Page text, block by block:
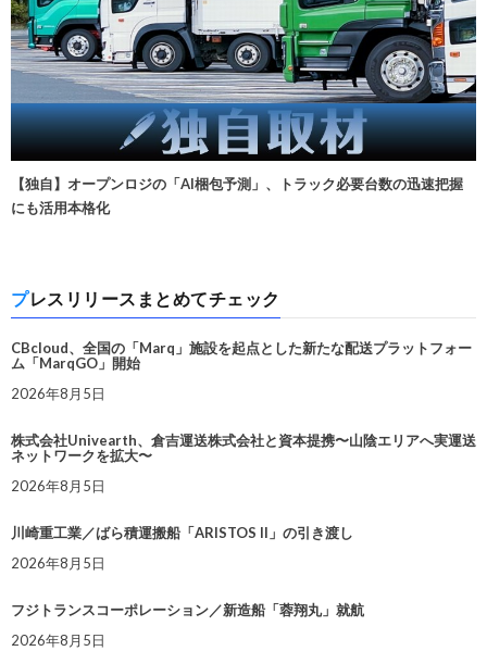
【独自】オープンロジの「AI梱包予測」、トラック必要台数の迅速把握
にも活用本格化
プレスリリースまとめてチェック
CBcloud、全国の「Marq」施設を起点とした新たな配送プラットフォー
ム「MarqGO」開始
2026年8月5日
株式会社Univearth、倉吉運送株式会社と資本提携〜山陰エリアへ実運送
ネットワークを拡大〜
2026年8月5日
川崎重工業／ばら積運搬船「ARISTOS II」の引き渡し
2026年8月5日
フジトランスコーポレーション／新造船「蓉翔丸」就航
2026年8月5日